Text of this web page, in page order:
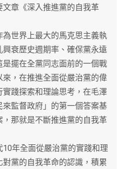
章《深入推進黨的自我革
世界上最大的馬克思主義執
衰歷史週期率、確保黨永遠
擺在全黨同志面前的一個戰
，在推進全面從嚴治黨的偉
踐探索和理論思考，在毛澤
監督政府」的第一個答案基
那就是不斷推進黨的自我革
年全面從嚴治黨的實踐和理
黨的自我革命的認識，積累